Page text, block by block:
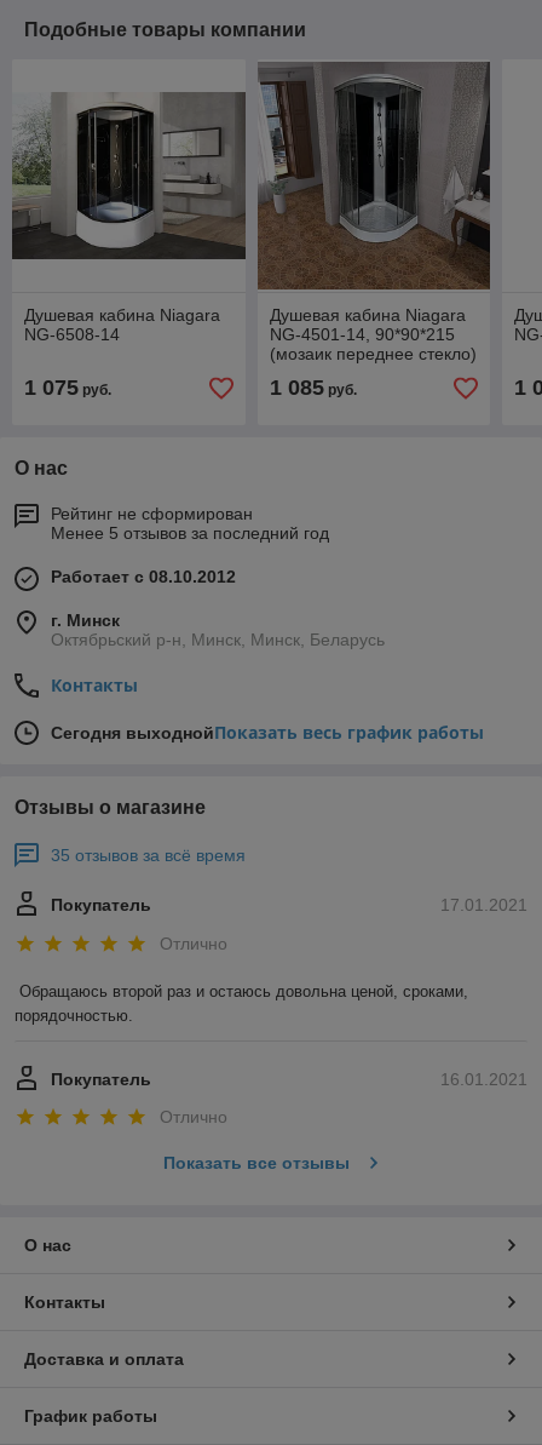
Подобные товары компании
Душевая кабина Niagara
NG-6508-14
1 075 руб.
Душевая кабина Niagara
NG-4501-14, 90*90*215
(мозаик переднее стекло)
1 085руб. 1
О нас
Рейтинг не сформирован
Менее 5 отзывов за последний год
Работает с 08.10.2012
г. Минск
Октябрьский р-н, Минск, Минск, Беларусь
Контакты
Сегодня выходнойПоказать весь график работы
Отзывы о магазине
35 отзывов за всё время
17.01.2021
Покупатель
Отлично
Обращаюсь второй раз и остаюсь довольна ценой, сроками,
порядочностью.
16.01.2021
Покупатель
Отлично
Показать все отзывы
О нас
Контакты
Доставка и оплата
График работы